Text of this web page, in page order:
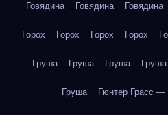
Говядина Говядина Говядина
Горох Горох Горох Горох
Груша Груша Груша Груша
Груша Гюнтер Грасс —